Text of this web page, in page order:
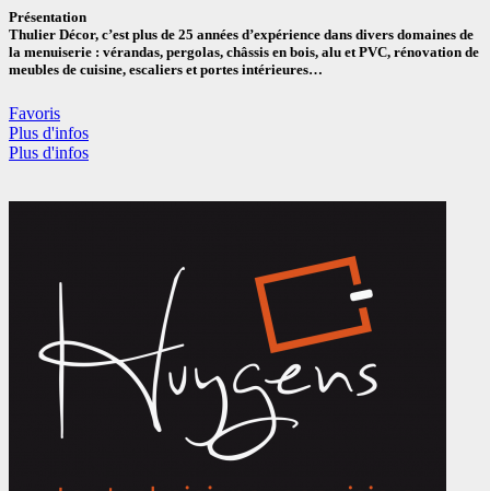
Présentation
Thulier Décor, c’est plus de 25 années d’expérience dans divers domaines de
la menuiserie : vérandas, pergolas, châssis en bois, alu et PVC, rénovation de
meubles de cuisine, escaliers et portes intérieures…
Favoris
Plus d'infos
Plus d'infos